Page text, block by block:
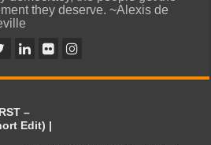
they deserve. ~Alexis de
–
Edit) |